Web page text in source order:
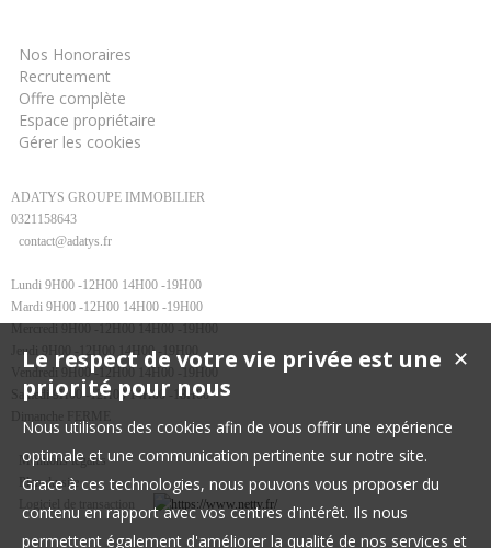
Nos Honoraires
Recrutement
Offre complète
Espace propriétaire
Gérer les cookies
ADATYS GROUPE IMMOBILIER
0321158643
contact@adatys.fr
Lundi 9H00 -12H00 14H00 -19H00
Mardi 9H00 -12H00 14H00 -19H00
Jeudi 9H00 -12H00 14H00 -19H00
Vendredi 9H00 -12H00 14H00 -19H00
Samedi 9H00 -12H00 14H00 -18H00
Mentions légales
Plan du site
Logiciel de transaction
✕
Le respect de votre vie privée est une
priorité pour nous
Nous utilisons des cookies afin de vous offrir une expérience
optimale et une communication pertinente sur notre site.
Grace à ces technologies, nous pouvons vous proposer du
contenu en rapport avec vos centres d'intérêt. Ils nous
permettent également d'améliorer la qualité de nos services et